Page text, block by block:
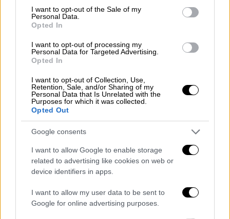
consent section.
I want to opt-out of the Sale of my
Personal Data.
Opted In
I want to opt-out of processing my
Personal Data for Targeted Advertising.
Opted In
I want to opt-out of Collection, Use,
Retention, Sale, and/or Sharing of my
Personal Data that Is Unrelated with the
Purposes for which it was collected.
Opted Out
Google consents
I want to allow Google to enable storage
related to advertising like cookies on web or
device identifiers in apps.
I want to allow my user data to be sent to
Google for online advertising purposes.
Κόσμος|20.12.2025 22:40
σκότωσαν έναν 26χρονο που απειλούσε
με μαχαίρι περαστικούς
Σε βίντεο που αναρτήθηκαν στα social media
φαίνεται ένας άνδρας να προχωρά γρήγορα,